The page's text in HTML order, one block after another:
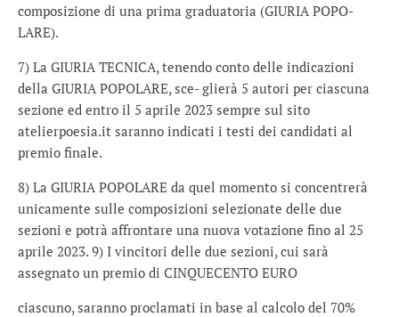
composizione di una prima graduatoria (GIURIA POPO-
LARE).
7) La GIURIA TECNICA, tenendo conto delle indicazioni
della GIURIA POPOLARE, sce- glierà 5 autori per ciascuna
sezione ed entro il 5 aprile 2023 sempre sul sito
atelierpoesia.it saranno indicati i testi dei candidati al
premio finale.
8) La GIURIA POPOLARE da quel momento si concentrerà
unicamente sulle composizioni selezionate delle due
sezioni e potrà affrontare una nuova votazione fino al 25
aprile 2023. 9) I vincitori delle due sezioni, cui sarà
assegnato un premio di CINQUECENTO EURO
ciascuno, saranno proclamati in base al calcolo del 70%